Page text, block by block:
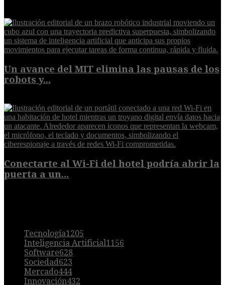
Un avance del MIT elimina las pausas de los
robots y...
Conectarte al Wi-Fi del hotel podría abrir la
puerta a un...
Tecnología1205
Inteligencia Artificial1156
Software628
Sociedad623
Mercado444
Innovación432